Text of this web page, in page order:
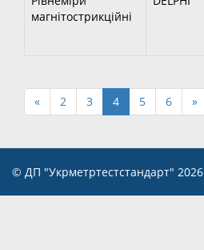
магнітострикційні
« 2 3 4 5 6 »
© ДП "Укрметртестстандарт" 2026